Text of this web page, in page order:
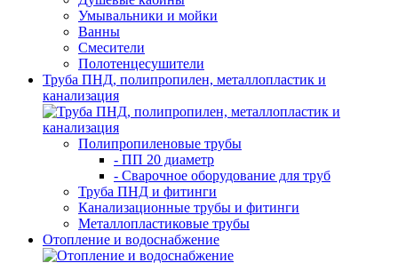
Умывальники и мойки
Ванны
Смесители
Полотенцесушители
Труба ПНД, полипропилен, металлопластик и
канализация
Полипропиленовые трубы
- ПП 20 диаметр
- Сварочное оборудование для труб
Труба ПНД и фитинги
Канализационные трубы и фитинги
Металлопластиковые трубы
Отопление и водоснабжение